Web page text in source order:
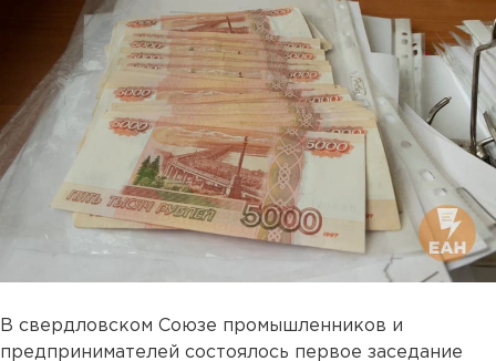
В свердловском Союзе промышленников и
предпринимателей состоялось первое заседание